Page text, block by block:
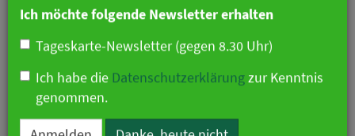
Ich möchte folgende Newsletter erhalten
Tageskarte-Newsletter (gegen 8.30 Uhr)
Ich habe die
genommen.